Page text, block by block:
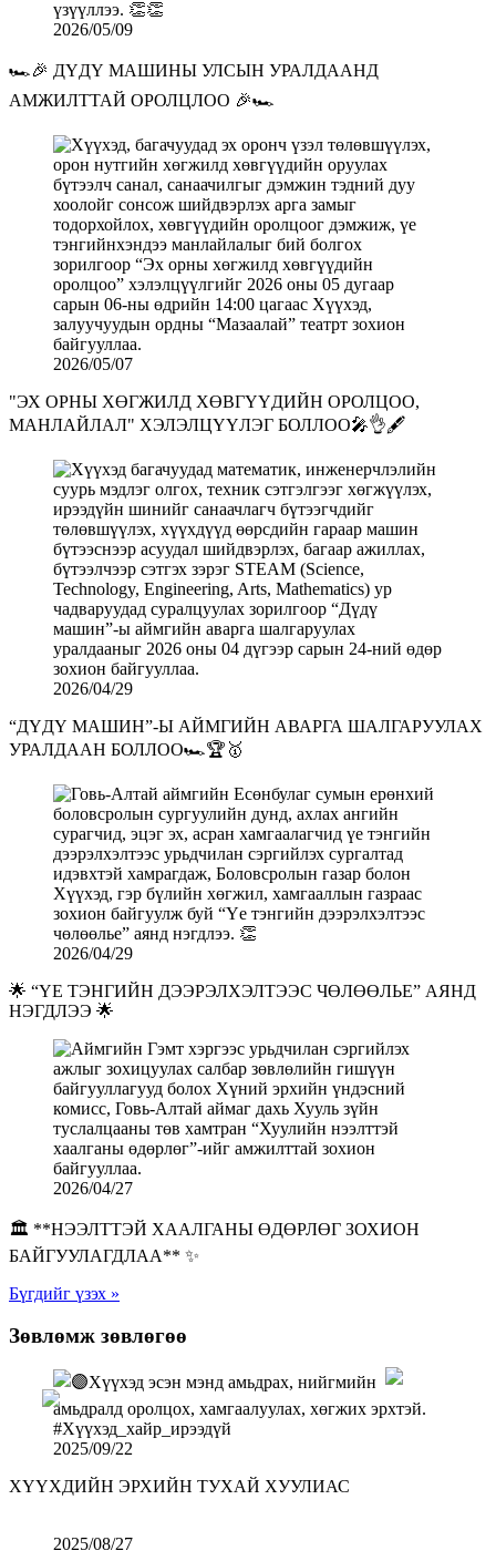
2026/05/09
🏎️🎉 ДҮДҮ МАШИНЫ УЛСЫН УРАЛДААНД
АМЖИЛТТАЙ ОРОЛЦЛОО 🎉🏎️
2026/05/07
"ЭХ ОРНЫ ХӨГЖИЛД ХӨВГҮҮДИЙН ОРОЛЦОО,
МАНЛАЙЛАЛ" ХЭЛЭЛЦҮҮЛЭГ БОЛЛОО🎤👌🖋️
2026/04/29
“ДҮДҮ МАШИН”-Ы АЙМГИЙН АВАРГА ШАЛГАРУУЛАХ
УРАЛДААН БОЛЛОО🏎️🏆🥇
2026/04/29
🌟 “ҮЕ ТЭНГИЙН ДЭЭРЭЛХЭЛТЭЭС ЧӨЛӨӨЛЬЕ” АЯНД
НЭГДЛЭЭ 🌟
2026/04/27
🏛️ **НЭЭЛТТЭЙ ХААЛГАНЫ ӨДӨРЛӨГ ЗОХИОН
БАЙГУУЛАГДЛАА** ✨
Бүгдийг үзэх »
Зөвлөмж зөвлөгөө
2025/09/22
ХҮҮХДИЙН ЭРХИЙН ТУХАЙ ХУУЛИАС
2025/08/27